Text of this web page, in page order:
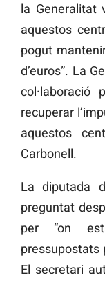
la Generalitat
aquestos
pogut
d’euros”. La
recuperar
aquestos
Carbonell.
La diputada
preguntat
per “on
pressupostats
El secretari